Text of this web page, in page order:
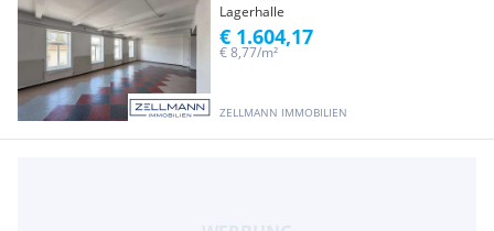
Lagerhalle
ZELLMANN IMMOBILIEN
€ 8,77/m²
€ 1.604,17